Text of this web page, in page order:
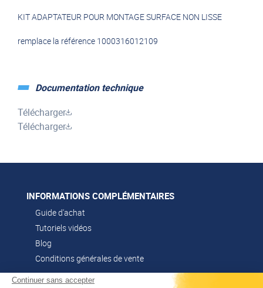
Continuer sans accepter
KIT ADAPTATEUR POUR MONTAGE SURFACE NON LISSE
remplace la référence 1000316012109
Documentation technique
Télécharger
Télécharger
INFORMATIONS COMPLÉMENTAIRES
Guide d'achat
Tutoriels vidéos
Blog
Conditions générales de vente